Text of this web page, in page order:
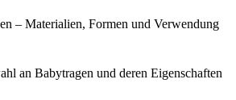
– Materialien, Formen und Verwendung
an Babytragen und deren Eigenschaften